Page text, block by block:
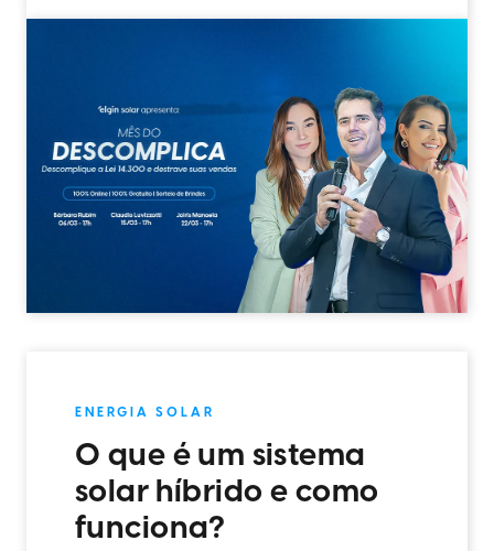
ENERGIA SOLAR
O que é um sistema
solar híbrido e como
funciona?